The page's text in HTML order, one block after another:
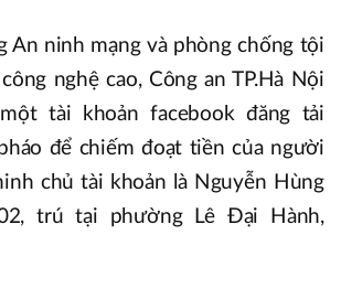
An ninh mạng và phòng chống tội
nghệ cao, Công an TP.Hà Nội
tài khoản facebook đăng tải
để chiếm đoạt tiền của người
chủ tài khoản là Nguyễn Hùng
trú tại phường Lê Đại Hành,